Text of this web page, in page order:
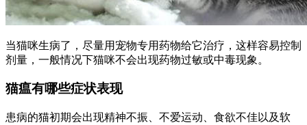
当猫咪生病了，尽量用宠物专用药物给它治疗，这样容易控制
剂量，一般情况下猫咪不会出现药物过敏或中毒现象。
猫瘟有哪些症状表现
患病的猫初期会出现精神不振、不爱运动、食欲不佳以及软